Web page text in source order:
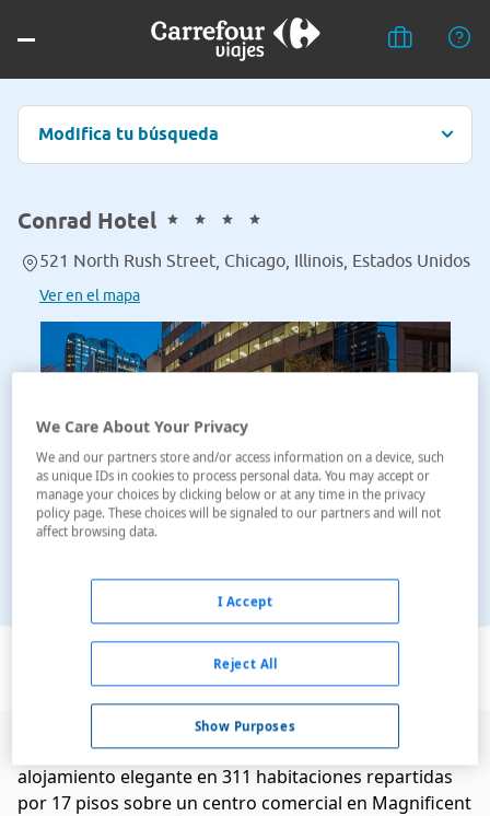
Modifica tu búsqueda
Conrad Hotel
521 North Rush Street, Chicago, Illinois, Estados Unidos
Ver en el mapa
Este hotel de lujo fue recientemente renovado y ofrece
alojamiento elegante en 311 habitaciones repartidas
por 17 pisos sobre un centro comercial en Magnificent
We Care About Your Privacy
We and our partners store and/or access information on a device, such
as unique IDs in cookies to process personal data. You may accept or
manage your choices by clicking below or at any time in the privacy
policy page. These choices will be signaled to our partners and will not
affect browsing data.
Show Purposes
Reject All
I Accept